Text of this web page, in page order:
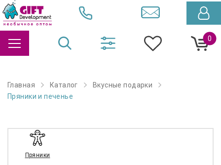
0
Главная Каталог
Вкусные подарки
Пряники и печенье
Пряники